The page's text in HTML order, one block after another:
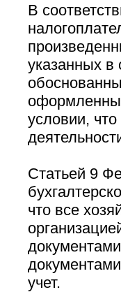
В
указанных
условии,
Статьей 9
что все
учет.